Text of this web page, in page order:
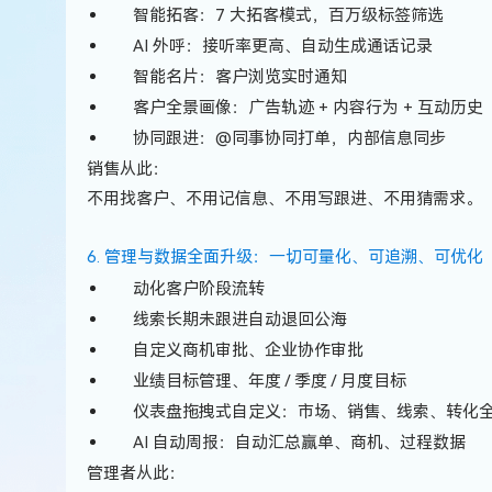
智能拓客：7 大拓客模式，百万级标签筛选
AI 外呼：接听率更高、自动生成通话记录
智能名片：客户浏览实时通知
客户全景画像：广告轨迹 + 内容行为 + 互动历史
协同跟进：@同事协同打单，内部信息同步
销售从此：
不用找客户、不用记信息、不用写跟进、不用猜需求。
6. 管理与数据全面升级：一切可量化、可追溯、可优化
动化客户阶段流转
线索长期未跟进自动退回公海
自定义商机审批、企业协作审批
业绩目标管理、年度 / 季度 / 月度目标
仪表盘拖拽式自定义：市场、销售、线索、转化
AI 自动周报：自动汇总赢单、商机、过程数据
管理者从此：